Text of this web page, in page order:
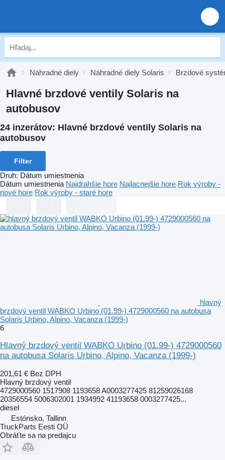
Náhradné diely Náhradné diely Solaris Brzdové
Hlavné brzdové ventily Solaris na
autobusov
24 inzerátov: Hlavné brzdové ventily Solaris na
autobusov
Filter
Druh: Dátum umiestnenia
Dátum umiestnenia Najdrahšie hore Najlacnejšie hore Rok výroby -
nové hore Rok výroby - staré hore
hlavný
brzdový ventil WABKO Urbino (01.99-) 4729000560 na autobusa
Solaris Urbino, Alpino, Vacanza (1999-)
6
Hlavný brzdový ventil WABKO Urbino (01.99-) 4729000560
na autobusa Solaris Urbino, Alpino, Vacanza (1999-)
201,61 € Bez DPH
Hlavný brzdový ventil
4729000560 1517908 1193658 A0003277425 81259026168
20356554 5006302001 1934992 41193658 0003277425...
diesel
Estónsko, Tallinn
TruckParts Eesti OÜ
Obráťte sa na predajcu